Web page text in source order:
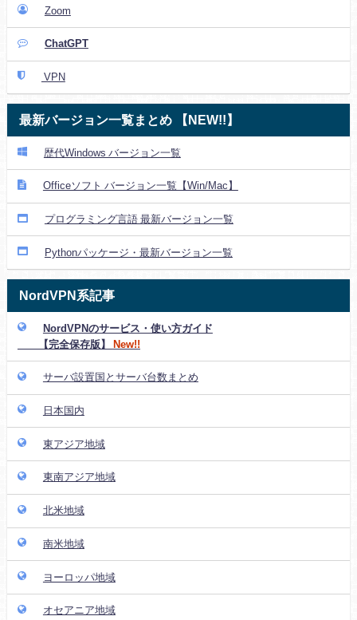
Zoom
ChatGPT
VPN
最新バージョン一覧まとめ 【NEW!!】
歴代Windows バージョン一覧
Officeソフト バージョン一覧【Win/Mac】
プログラミング言語 最新バージョン一覧
Pythonパッケージ・最新バージョン一覧
NordVPN系記事
NordVPNのサービス・使い方ガイド
【完全保存版】
New!!
サーバ設置国とサーバ台数まとめ
日本国内
東アジア地域
東南アジア地域
北米地域
南米地域
ヨーロッパ地域
オセアニア地域